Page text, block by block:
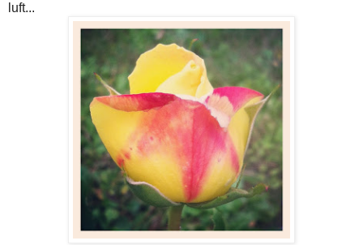
luft...